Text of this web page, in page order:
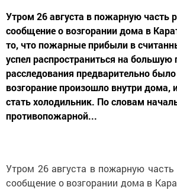
Утром 26 августа в пожарную часть
сообщение о возгорании дома в
то, что пожарные прибыли в
успел распространиться на
расследования предварительно
возгорание произошло внутри дома,
стать холодильник. По словам
противопожарной...
Утром 26 августа в пожарную часть
сообщение о возгорании дома в